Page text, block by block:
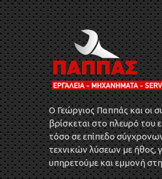
O Γεώργιος Παππάς και οι
βρίσκεται στο πλευρό του
τόσο σε επίπεδο
τεχνικών λύσεων με ήθος,
υπηρετούμε και εμμονή